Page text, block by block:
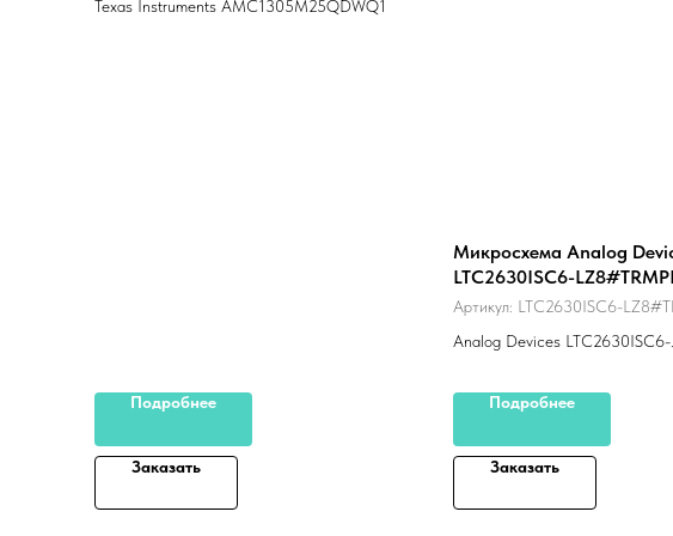
Texas Instruments AMC1305M25QDWQ1
Подробнее
Заказать
Микросхема Analog
LTC2630ISC6-
Артикул: LTC2630ISC6-
Analog Devices LTC2630ISC6-
Подробнее
Заказать